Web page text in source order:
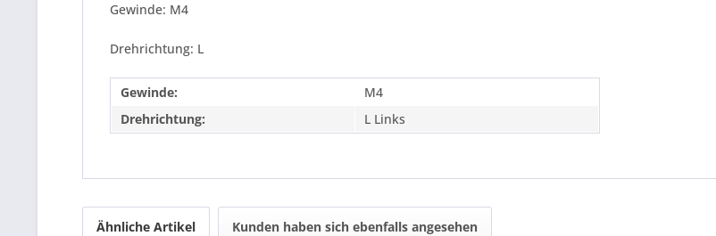
Gewinde: M4
Drehrichtung: L
Gewinde:
M4
Drehrichtung:
L Links
Ähnliche Artikel Kunden haben sich ebenfalls angesehen